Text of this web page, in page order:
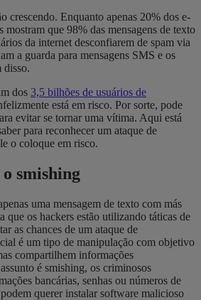
crescendo. Enquanto apenas 20% dos e-
mostram que 98% das mensagens de texto
da internet desconfiarem de spam via
a guarda para mensagens SMS e os
disso.
dos 3,5 bilhões de usuários de
está em risco. Por sorte, pode
evitar se tornar uma vítima. Aqui está
para reconhecer um ataque de
o coloque em risco.
smishing
uma mensagem de texto com más
que os hackers estão utilizando táticas de
as chances de um ataque de
é um tipo de manipulação com objetivo
compartilhem informações
é smishing, os criminosos
bancárias, senhas ou números de
querer instalar software malicioso